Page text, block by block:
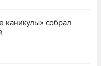
каникулы» собрал